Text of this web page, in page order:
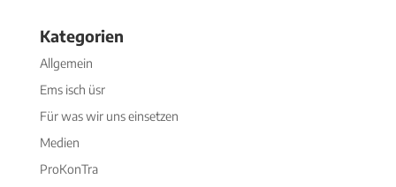
Kategorien
Allgemein
Ems isch üsr
Für was wir uns einsetzen
Medien
ProKonTra